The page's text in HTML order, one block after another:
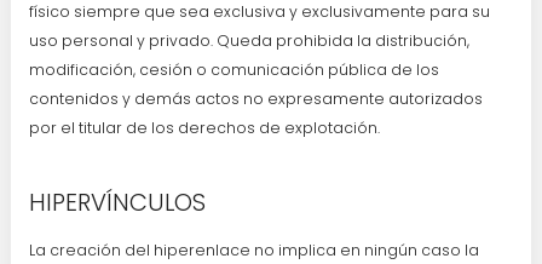
físico siempre que sea exclusiva y exclusivamente para su
uso personal y privado. Queda prohibida la distribución,
modificación, cesión o comunicación pública de los
contenidos y demás actos no expresamente autorizados
por el titular de los derechos de explotación.
HIPERVÍNCULOS
La creación del hiperenlace no implica en ningún caso la